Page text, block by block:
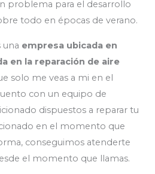
problema para el desarrollo
todo en épocas de verano.
una empresa ubicada en
en la reparación de aire
solo me veas a mi en el
con un equipo de
dispuestos a reparar tu
en el momento que
conseguimos atenderte
el momento que llamas.